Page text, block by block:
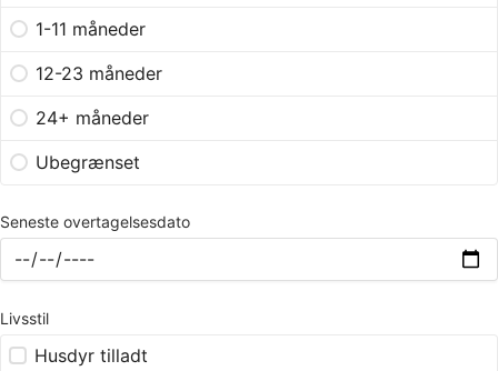
1-11 måneder
12-23 måneder
24+ måneder
Ubegrænset
Seneste overtagelsesdato
Livsstil
Husdyr tilladt